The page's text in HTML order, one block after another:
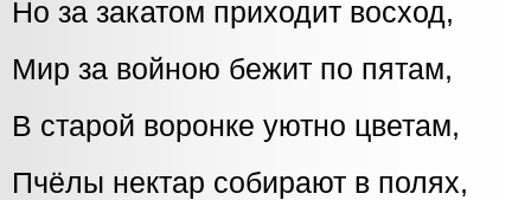
Но за закатом приходит восход,
Мир за войною бежит по пятам,
В старой воронке уютно цветам,
Пчёлы нектар собирают в полях,